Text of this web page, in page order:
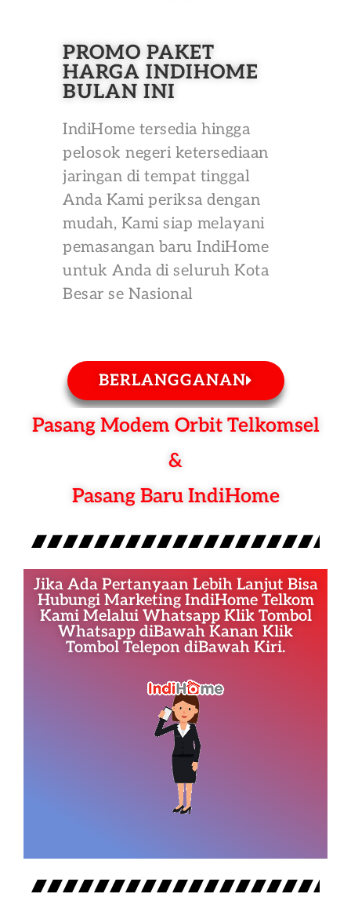
PROMO PAKET
HARGA INDIHOME
BULAN INI
IndiHome tersedia hingga
pelosok negeri ketersediaan
jaringan di tempat tinggal
Anda Kami periksa dengan
mudah, Kami siap melayani
pemasangan baru IndiHome
untuk Anda di seluruh Kota
Besar se Nasional
BERLANGGANAN
Pasang Modem Orbit Telkomsel
&
Pasang Baru IndiHome
Jika Ada Pertanyaan Lebih Lanjut Bisa
Hubungi Marketing IndiHome Telkom
Kami Melalui Whatsapp Klik Tombol
Whatsapp diBawah Kanan Klik
Tombol Telepon diBawah Kiri.